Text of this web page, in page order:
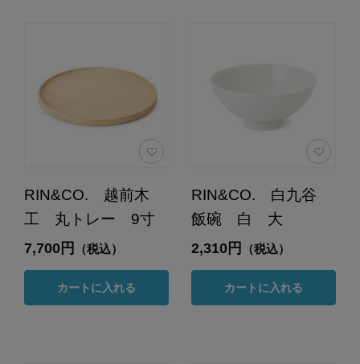
RIN&CO. 越前木
工 丸トレー 9寸
7,700円 （税込）
カートに入れる
RIN&CO. 白九谷
飯碗 白 大
2,310円 （税込）
カートに入れる